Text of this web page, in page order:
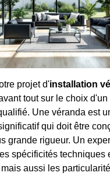
projet d'installation
tout sur le choix d'un
Une véranda est
qui doit être
grande rigueur. Un
spécificités techniques
aussi les